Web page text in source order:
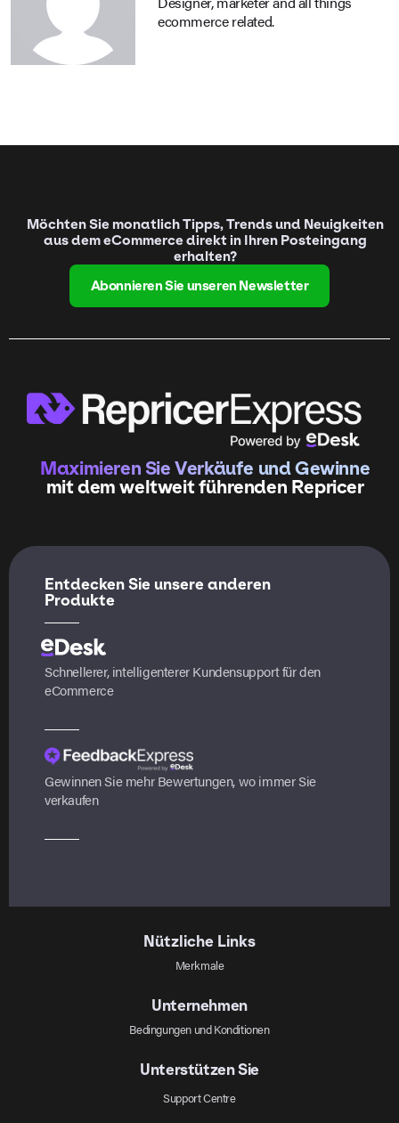
ecommerce related.
Möchten Sie monatlich Tipps, Trends und Neuigkeiten
aus dem eCommerce direkt in Ihren Posteingang
erhalten?
Abonnieren Sie unseren Newsletter
Maximieren Sie Verkäufe und Gewinne
mit dem weltweit führenden Repricer
Entdecken Sie unsere anderen
Produkte
Schnellerer, intelligenterer Kundensupport für den
eCommerce
Gewinnen Sie mehr Bewertungen, wo immer Sie
verkaufen
Nützliche Links
Merkmale
Unternehmen
Bedingungen und Konditionen
Unterstützen Sie
Support Centre